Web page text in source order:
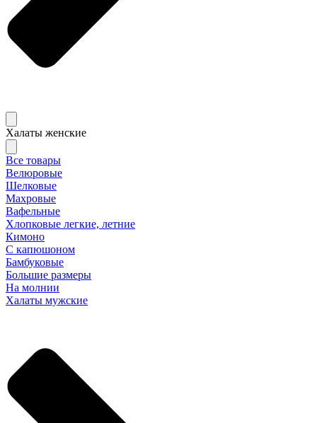
Халаты женские
Все товары
Велюровые
Шелковые
Махровые
Вафельные
Хлопковые легкие, летние
Кимоно
С капюшоном
Бамбуковые
Большие размеры
На молнии
Халаты мужские